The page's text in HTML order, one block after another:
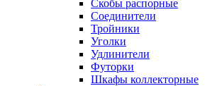
Скобы распорные
Соединители
Тройники
Уголки
Удлинители
Футорки
Шкафы коллекторные